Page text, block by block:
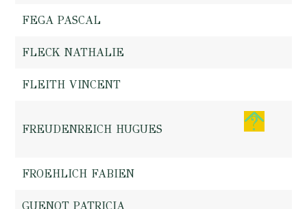
FEGA PASCAL
FLECK NATHALIE
FLEITH VINCENT
FREUDENREICH HUGUES
FROEHLICH FABIEN
GUENOT PATRICIA